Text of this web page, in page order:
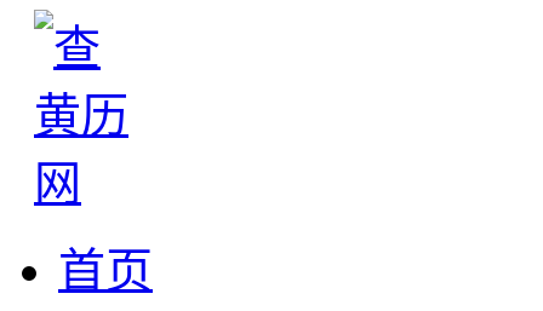
首页